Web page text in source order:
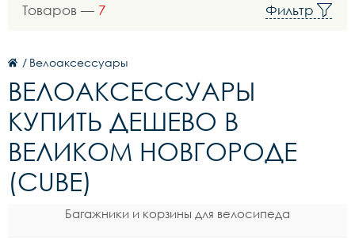
Товаров — 7 Фильтр
/ Велоаксессуары
ВЕЛОАКСЕССУАРЫ
КУПИТЬ ДЕШЕВО В
ВЕЛИКОМ НОВГОРОДЕ
(CUBE)
Багажники и корзины для велосипеда